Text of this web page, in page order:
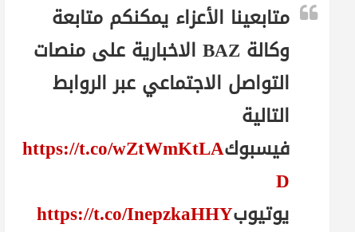
متابعينا الأعزاء يمكنكم متابعة
وكالة BAZ الاخبارية على منصات
التواصل الاجتماعي عبر الروابط
التالية
فيسبوكhttps://t.co/wZtWmKtLA
D
يوتيوبhttps://t.co/InepzkaHHY